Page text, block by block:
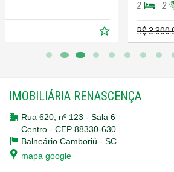
113, 60
R$ 2.700.000,00
IMOBILIÁRIA RENASCENÇA
Rua 620, nº 123 - Sala 6
Centro - CEP 88330-630
Balneário Camboriú - SC
mapa google